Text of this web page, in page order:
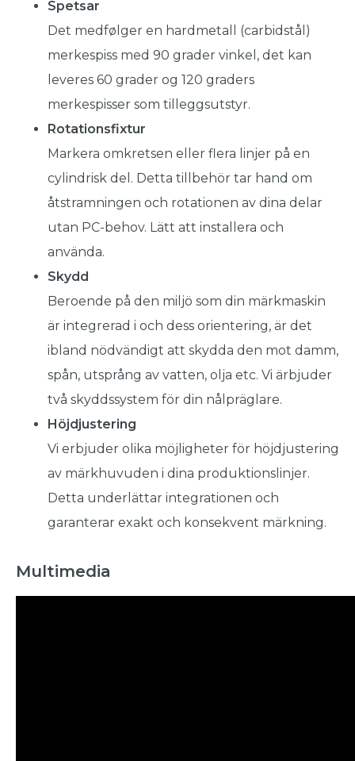
Spetsar
Det medfølger en hardmetall (carbidstål)
merkespiss med 90 grader vinkel, det kan
leveres 60 grader og 120 graders
merkespisser som tilleggsutstyr.
Rotationsfixtur
Markera omkretsen eller flera linjer på en
cylindrisk del. Detta tillbehör tar hand om
åtstramningen och rotationen av dina delar
utan PC-behov. Lätt att installera och
använda.
Skydd
Beroende på den miljö som din märkmaskin
är integrerad i och dess orientering, är det
ibland nödvändigt att skydda den mot damm,
spån, utsprång av vatten, olja etc. Vi ärbjuder
två skyddssystem för din nålpräglare.
Höjdjustering
Vi erbjuder olika möjligheter för höjdjustering
av märkhuvuden i dina produktionslinjer.
Detta underlättar integrationen och
garanterar exakt och konsekvent märkning.
Multimedia